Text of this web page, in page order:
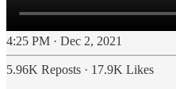
4:25 PM · Dec 2, 2021
5.96K Reposts · 17.9K Likes